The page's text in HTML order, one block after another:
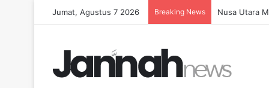
Jumat, Agustus 7 2026 Breaking News Memperkuat